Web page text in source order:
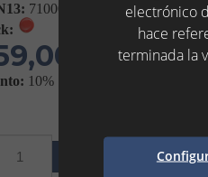
7100000009874
€
(IVA No
10%
Añadir a
electrónico
hace
terminada la